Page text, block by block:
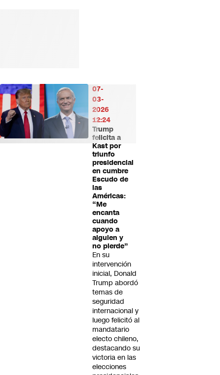
07-
03-
2026
12:24
Trump
felicita a
Kast por
triunfo
presidencial
en cumbre
Escudo de
las
Américas:
“Me
encanta
cuando
apoyo a
alguien y
no pierde”
En su
intervención
inicial, Donald
Trump abordó
temas de
seguridad
internacional y
luego felicitó al
mandatario
electo chileno,
destacando su
victoria en las
elecciones